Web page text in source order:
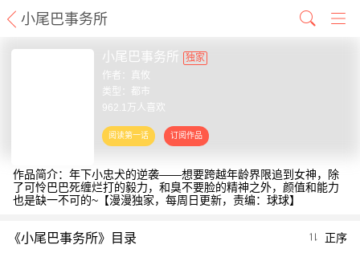
小尾巴事务所
小尾巴事务所
独家
作者：
真攸
类型：都市
962.1万人喜欢
作品简介：年下小忠犬的逆袭——想要跨越年龄界限追到女神，除
了可怜巴巴死缠烂打的毅力，和臭不要脸的精神之外，颜值和能力
也是缺一不可的~【漫漫独家，每周日更新，责编：球球】
《小尾巴事务所》目录 正序